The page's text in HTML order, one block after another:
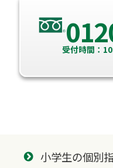
受付時間：
小学生の個別